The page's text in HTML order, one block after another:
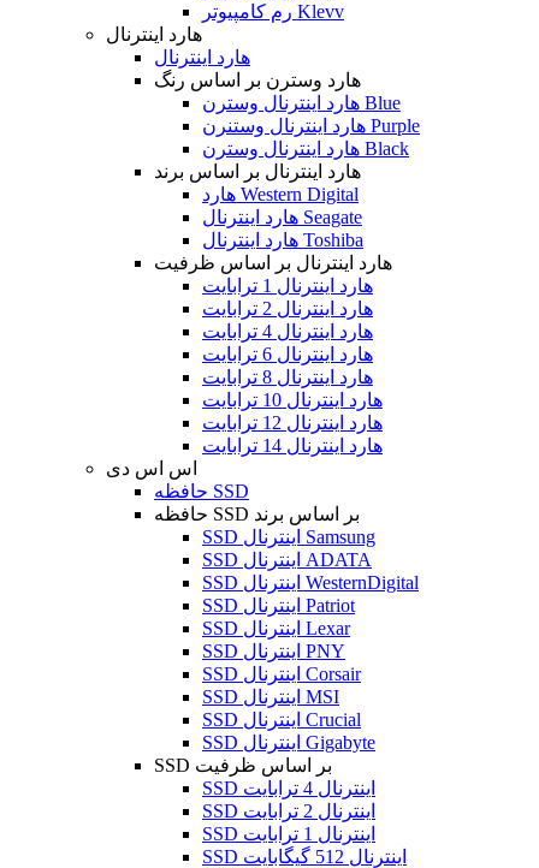
رم کامپیوتر Klevv
هارد اینترنال
هارد اینترنال
هارد وسترن بر اساس رنگ
هارد اینترنال وسترن Blue
هارد اینترنال وستنرن Purple
هارد اینترنال وسترن Black
هارد اینترنال بر اساس برند
هارد Western Digital
هارد اینترنال Seagate
هارد اینترنال Toshiba
هارد اینترنال بر اساس ظرفیت
هارد اینترنال 1 ترابایت
هارد اینترنال 2 ترابایت
هارد اینترنال 4 ترابایت
هارد اینترنال 6 ترابایت
هارد اینترنال 8 ترابایت
هارد اینترنال 10 ترابایت
هارد اینترنال 12 ترابایت
هارد اینترنال 14 ترابایت
اس اس دی
حافظه SSD
حافظه SSD بر اساس برند
SSD اینترنال Samsung
SSD اینترنال ADATA
SSD اینترنال WesternDigital
SSD اینترنال Patriot
SSD اینترنال Lexar
SSD اینترنال PNY
SSD اینترنال Corsair
SSD اینترنال MSI
SSD اینترنال Crucial
SSD اینترنال Gigabyte
SSD بر اساس ظرفیت
SSD اینترنال 4 ترابایت
SSD اینترنال 2 ترابایت
SSD اینترنال 1 ترابایت
SSD اینترنال 512 گیگابایت